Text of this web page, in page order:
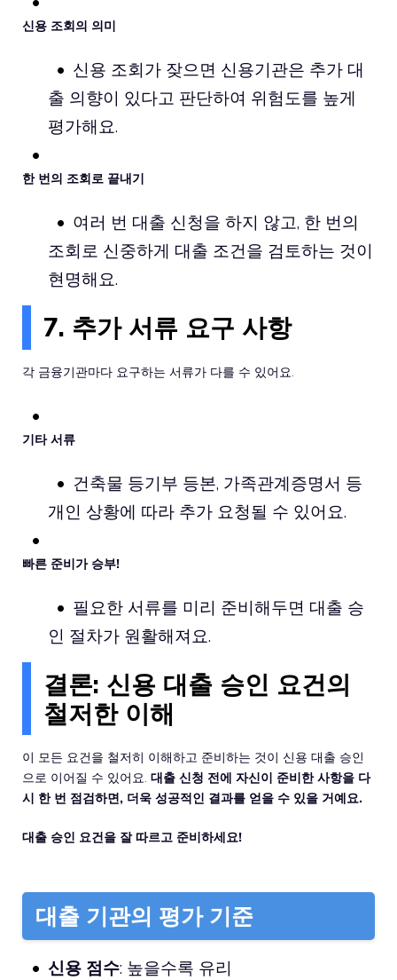
신용 조회의 의미
신용 조회가 잦으면 신용기관은 추가 대
출 의향이 있다고 판단하여 위험도를 높게
평가해요.
한 번의 조회로 끝내기
여러 번 대출 신청을 하지 않고, 한 번의
조회로 신중하게 대출 조건을 검토하는 것이
현명해요.
7. 추가 서류 요구 사항
각 금융기관마다 요구하는 서류가 다를 수 있어요.
기타 서류
건축물 등기부 등본, 가족관계증명서 등
개인 상황에 따라 추가 요청될 수 있어요.
빠른 준비가 승부!
필요한 서류를 미리 준비해두면 대출 승
인 절차가 원활해져요.
결론: 신용 대출 승인 요건의
철저한 이해
이 모든 요건을 철저히 이해하고 준비하는 것이 신용 대출 승인
으로 이어질 수 있어요. 대출 신청 전에 자신이 준비한 사항을 다
시 한 번 점검하면, 더욱 성공적인 결과를 얻을 수 있을 거예요.
대출 승인 요건을 잘 따르고 준비하세요!
대출 기관의 평가 기준
신용 점수: 높을수록 유리